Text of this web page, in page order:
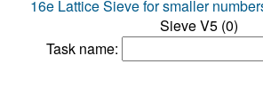
16e Lattice Sieve for smaller
Sieve V5 (0)
Task name: